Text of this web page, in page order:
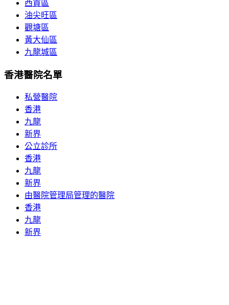
西貢區
油尖旺區
觀塘區
黃大仙區
九龍城區
香港醫院名單
私營醫院
香港
九龍
新界
公立診所
香港
九龍
新界
由醫院管理局管理的醫院
香港
九龍
新界